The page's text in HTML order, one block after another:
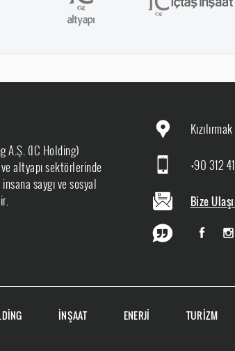
A.Ş. (IC Holding)
altyapı sektörlerinde
saygı ve sosyal
+90 312
Bize
İNŞAAT ENERJİ TURİZM